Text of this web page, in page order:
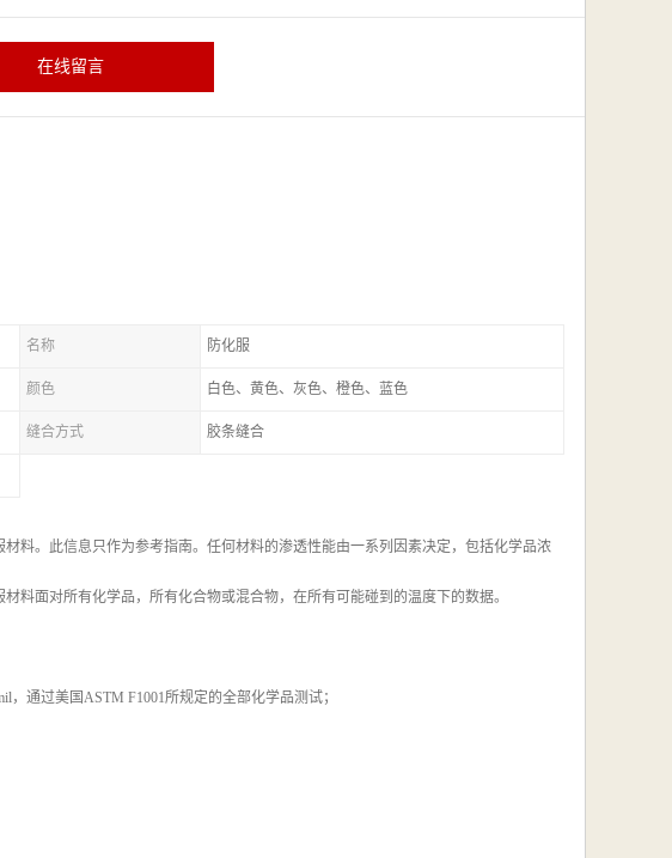
在线留言
名称 防化服
颜色 白色、黄色、灰色、橙色、蓝色
缝合方式 胶条缝合
料。此信息只作为参考指南。任何材料的渗透性能由一系列因素决定，包括化学品浓
料面对所有化学品，所有化合物或混合物，在所有可能碰到的温度下的数据。
，通过美国ASTM F1001所规定的全部化学品测试；